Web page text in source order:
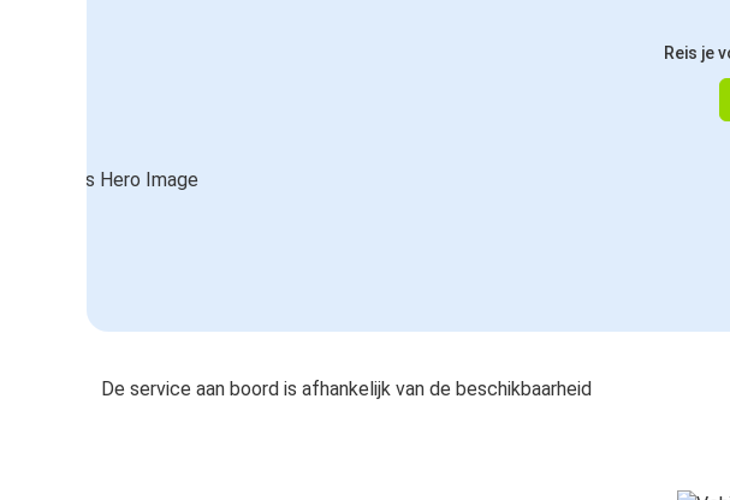
Reis je
De service aan boord is afhankelijk van de beschikbaarheid